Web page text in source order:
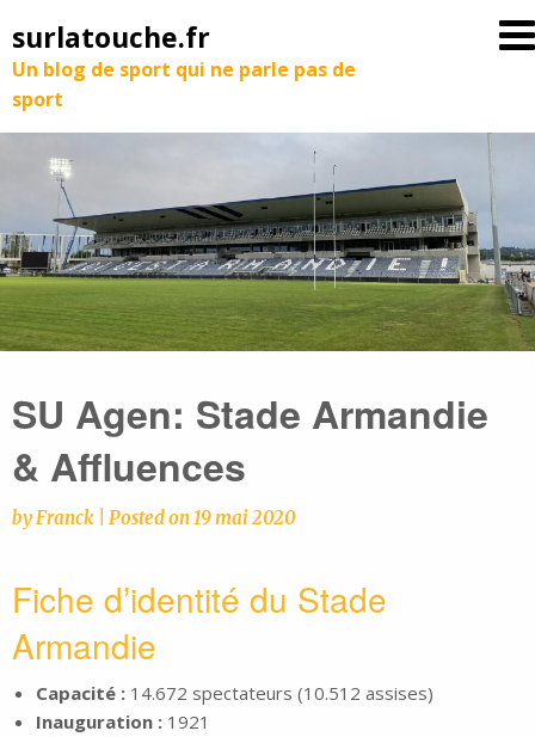
surlatouche.fr
Un blog de sport qui ne parle pas de
sport
SU Agen: Stade Armandie
& Affluences
byFranck Posted on19 mai 2020
Fiche d’identité du Stade
Armandie
Capacité : 14.672 spectateurs (10.512 assises)
Inauguration : 1921